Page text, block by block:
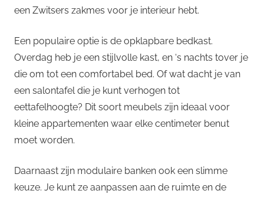
een Zwitsers zakmes voor je interieur hebt.
Een populaire optie is de opklapbare bedkast.
Overdag heb je een stijlvolle kast, en ‘s nachts tover je
die om tot een comfortabel bed. Of wat dacht je van
een salontafel die je kunt verhogen tot
eettafelhoogte? Dit soort meubels zijn ideaal voor
kleine appartementen waar elke centimeter benut
moet worden.
Daarnaast zijn modulaire banken ook een slimme
keuze. Je kunt ze aanpassen aan de ruimte en de